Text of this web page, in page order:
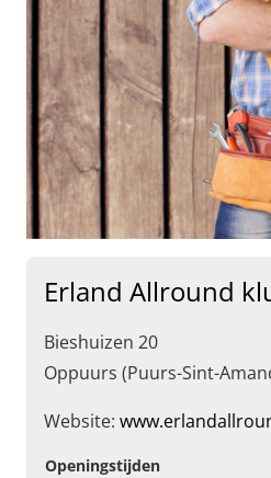
Erland Allround
Bieshuizen 20
Oppuurs (Puurs-Sint-
Website:
Openingstijden